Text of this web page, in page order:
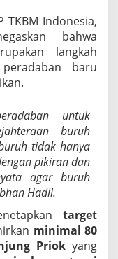
TKBM Indonesia,
bahwa
langkah
baru
untuk
buruh
tidak hanya
pikiran dan
agar buruh
Hadil.
target
minimal 80
Priokyang